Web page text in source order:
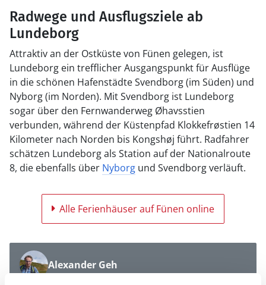
Radwege und Ausflugsziele ab
Lundeborg
Attraktiv an der Ostküste von Fünen gelegen, ist
Lundeborg ein trefflicher Ausgangspunkt für Ausflüge
in die schönen Hafenstädte Svendborg (im Süden) und
Nyborg (im Norden). Mit Svendborg ist Lundeborg
sogar über den Fernwanderweg Øhavsstien
verbunden, während der Küstenpfad Klokkefrøstien 14
Kilometer nach Norden bis Kongshøj führt. Radfahrer
schätzen Lundeborg als Station auf der Nationalroute
8, die ebenfalls über Nyborg und Svendborg verläuft.
Alle Ferienhäuser auf Fünen online
Alexander Geh